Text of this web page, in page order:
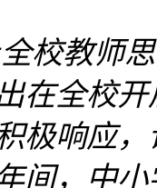
校教师
在全校
极响应
间，中